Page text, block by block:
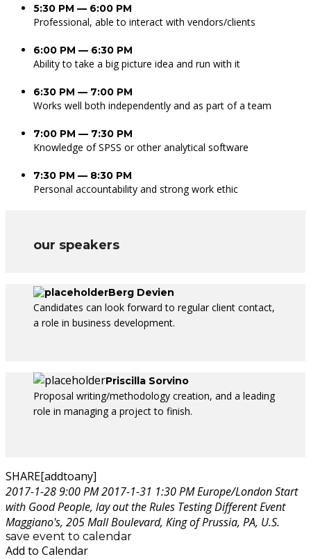
5:30 PM — 6:00 PM
Professional, able to interact with vendors/clients
6:00 PM — 6:30 PM
Ability to take a big picture idea and run with it
6:30 PM — 7:00 PM
Works well both independently and as part of a team
7:00 PM — 7:30 PM
Knowledge of SPSS or other analytical software
7:30 PM — 8:30 PM
Personal accountability and strong work ethic
our speakers
Berg Devien
Candidates can look forward to regular client contact,
a role in business development.
Priscilla Sorvino
Proposal writing/methodology creation, and a leading
role in managing a project to finish.
SHARE[addtoany]
2017-1-28 9:00 PM2017-1-31 1:30 PMEurope/LondonStart
with Good People, lay out the Rules Testing Different Event
Maggiano's, 205 Mall Boulevard, King of Prussia, PA, U.S.
save event to calendar
Add to Calendar